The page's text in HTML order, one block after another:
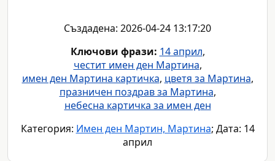
Създадена: 2026-04-24 13:17:20
Ключови фрази: 14 април,
честит имен ден Мартина,
имен ден Мартина картичка, цветя за Мартина,
празничен поздрав за Мартина,
небесна картичка за имен ден
Категория: Имен ден Мартин, Мартина; Дата: 14
април